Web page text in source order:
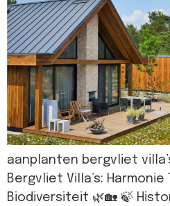
aanplanten bergvliet
Bergvliet Villa’s: Harmonie
Biodiversiteit 🌿🏡 🍃